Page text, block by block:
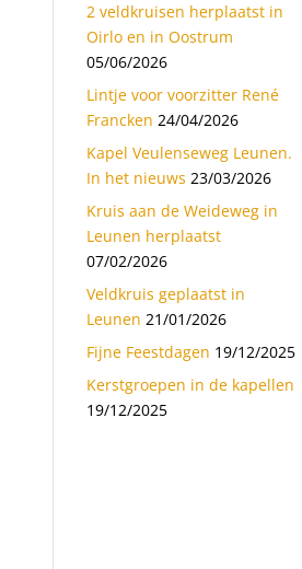
2 veldkruisen herplaatst in
Oirlo en in Oostrum
05/06/2026
Lintje voor voorzitter René
Francken 24/04/2026
Kapel Veulenseweg Leunen.
In het nieuws 23/03/2026
Kruis aan de Weideweg in
Leunen herplaatst
07/02/2026
Veldkruis geplaatst in
Leunen 21/01/2026
Fijne Feestdagen 19/12/2025
Kerstgroepen in de kapellen
19/12/2025